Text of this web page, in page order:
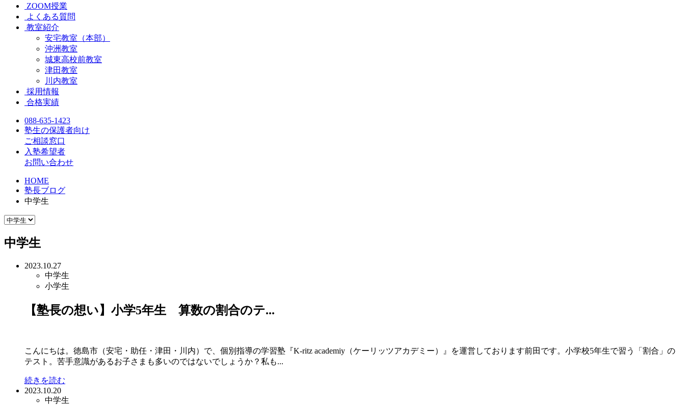
ZOOM授業
よくある質問
教室紹介
安宅教室（本部）
沖洲教室
城東高校前教室
津田教室
川内教室
採用情報
合格実績
088-635-1423
塾生の保護者向け
ご相談窓口
入塾希望者
お問い合わせ
HOME
塾長ブログ
中学生
中学生
2023.10.27
中学生
小学生
【塾長の想い】小学5年生 算数の割合のテ...
こんにちは。徳島市（安宅・助任・津田・川内）で、個別指導の学習塾『K-ritz academiy（ケーリッツアカデミー）』を運営しております前田です。小学校5年生で習う「割合」の
テスト。苦手意識があるお子さまも多いのではないでしょうか？私も...
続きを読む
2023.10.20
中学生